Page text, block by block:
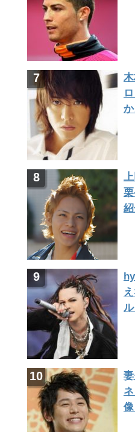
か
ル